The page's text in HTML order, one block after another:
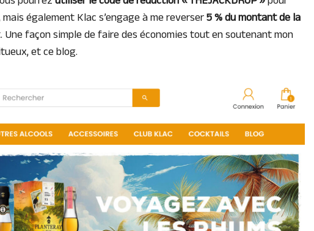
également Klac s’engage à me reverser5 % du montant de la
Une façon simple de faire des économies tout en soutenant mon
et ce blog.